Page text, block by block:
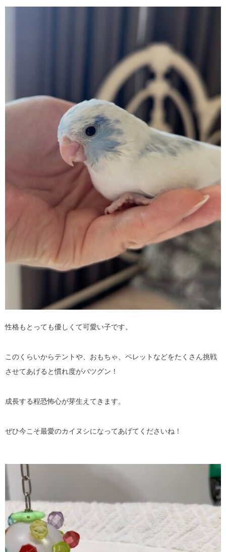
性格もとっても優しくて可愛い子です。
このくらいからテントや、おもちゃ、ペレットなどをたくさん挑戦
させてあげると慣れ度がバツグン！
成長する程恐怖心が芽生えてきます。
ぜひ今こそ最愛のカイヌシになってあげてくださいね！